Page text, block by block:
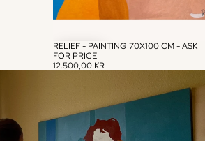
RELIEF - PAINTING 70X100 CM - ASK
FOR PRICE
12.500,00 KR